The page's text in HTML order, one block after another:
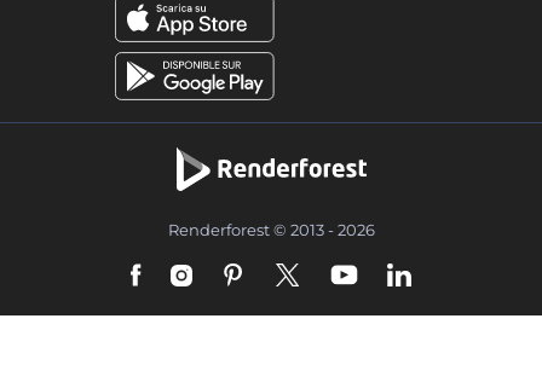
Renderforest © 2013 - 2026